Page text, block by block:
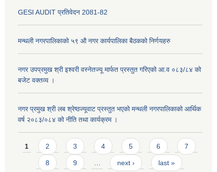
GESI AUDIT प्रतिवेदन 2081-82
मन्थली नगरपालिकाको ५९ औ नगर कार्यपालिका बैठकको निर्णयहरु
नगर उपप्रमुख श्री इश्वरी वस्नेतज्यू मार्फत प्रस्तुत गरिएको आ.व ०८३/८४ को
बजेट वक्तव्य ।
नगर प्रमुख श्री लब श्रेष्ठज्यूवाट प्रस्तुत भएको मन्थली नगरपालिकाको आर्थिक
वर्ष २०८३/०८४ को नीति तथा कार्यक्रम ।
Pages
1 2 3 4 5 6 7
8 9 next › last »